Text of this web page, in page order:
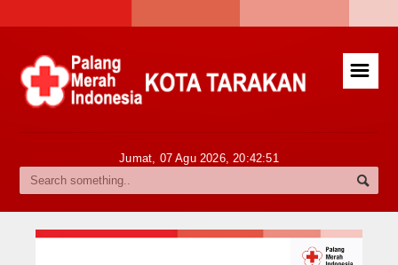
Beranda
Tentang Kami
Sejarah PMI
☰
Jumat, 07 Agu 2026, 20:42:51